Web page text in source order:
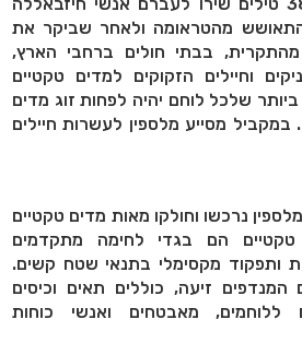
התאושש מהטראומה ולאחר שביקר את
בבתי חולים ברחבי הארץ,
וחיילים הזקוקים למדים טקטיים
שלכל לוחם יהיה לפחות זוג מדים
במקביל מסייע מלספין לעשרות חיילים
נרכשו וחולקו מאות מדים טקטיים
טקטיים הם בגדי לחימה מתקדמים
ותפקוד מקסימלי בתנאי שטח קשים.
זיעה, כוללים תאים וכיסים
ללוחמים, מאבטחים ואנשי כוחות